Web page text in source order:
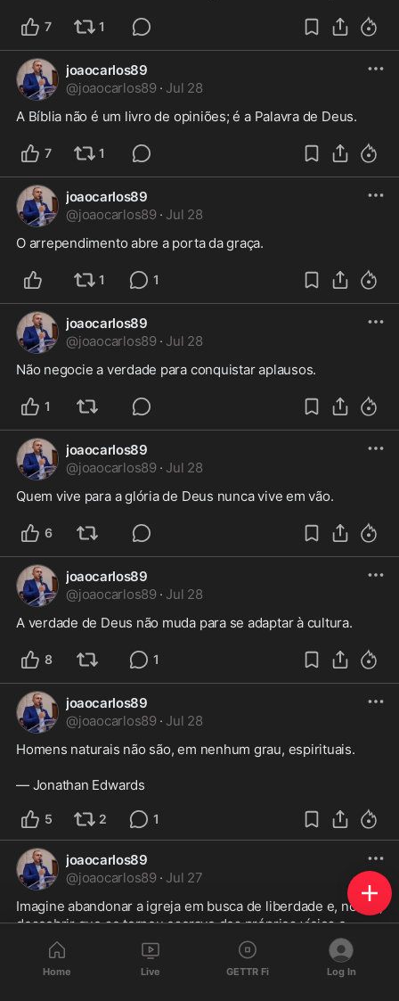
7 1
joaocarlos89
@joaocarlos89 · Jul 28
A Bíblia não é um livro de opiniões; é a Palavra de Deus.
7 1
joaocarlos89
@joaocarlos89 · Jul 28
O arrependimento abre a porta da graça.
1 1
joaocarlos89
@joaocarlos89 · Jul 28
Não negocie a verdade para conquistar aplausos.
1
joaocarlos89
@joaocarlos89 · Jul 28
Quem vive para a glória de Deus nunca vive em vão.
6
joaocarlos89
@joaocarlos89 · Jul 28
A verdade de Deus não muda para se adaptar à cultura.
8 1
joaocarlos89
@joaocarlos89 · Jul 28
Homens naturais não são, em nenhum grau, espirituais.
— Jonathan Edwards
5 2 1
joaocarlos89
@joaocarlos89 · Jul 27
Imagine abandonar a igreja em busca de liberdade e, no fim,
descobrir que se tornou escravo dos próprios vícios e
desejos. Esse é o retrato do homem moderno.
3
Home Live GETTR Fi Log In